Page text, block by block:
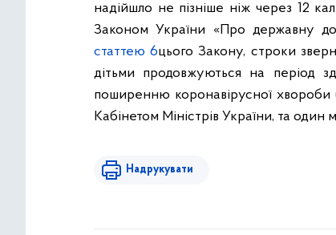
надійшло не пізніше ніж через 12
Законом України «Про державну
статтею 6цього Закону, строки
дітьми продовжуються на період
поширенню коронавірусної
Кабінетом Міністрів України, та один
Надрукувати